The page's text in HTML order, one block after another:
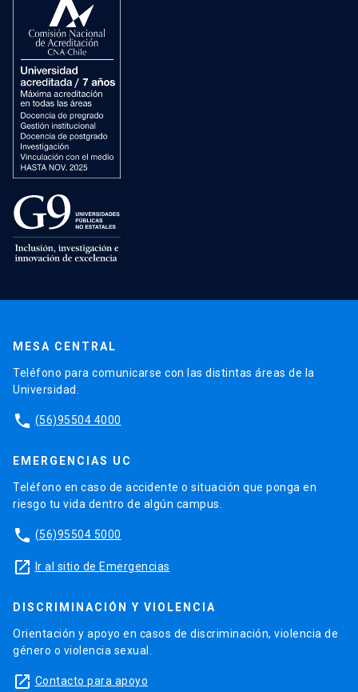
MESA CENTRAL
Teléfono para comunicarse con las distintas áreas de la
Universidad.
phone (56)95504 4000
EMERGENCIAS UC
Teléfono en caso de accidente o situación que ponga en
riesgo tu vida dentro de algún campus.
phone (56)95504 5000
launch Ir al sitio de Emergencias
DISCRIMINACIÓN Y VIOLENCIA
Orientación y apoyo en casos de discriminación, violencia de
género o violencia sexual.
launch Contacto para apoyo